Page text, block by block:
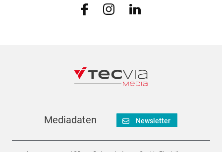
Mediadaten Newsletter